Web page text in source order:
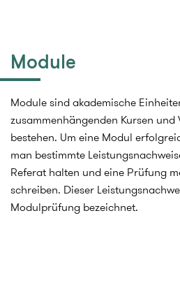
Module
Module sind akademische
zusammenhängenden Kursen und
bestehen. Um eine Modul
man bestimmte
Referat halten und eine Prüfung
schreiben. Dieser
Modulprüfung bezeichnet.